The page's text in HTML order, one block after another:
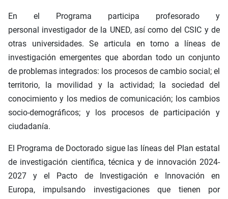
En el Programa participa profesorado y
personal investigador de la UNED, así como del CSIC y de
otras universidades. Se articula en torno a líneas de
investigación emergentes que abordan todo un conjunto
de problemas integrados: los procesos de cambio social; el
territorio, la movilidad y la actividad; la sociedad del
conocimiento y los medios de comunicación; los cambios
socio-demográficos; y los procesos de participación y
ciudadanía.
El Programa de Doctorado sigue las líneas del Plan estatal
de investigación científica, técnica y de innovación 2024-
2027 y el Pacto de Investigación e Innovación en
Europa, impulsando investigaciones que tienen por